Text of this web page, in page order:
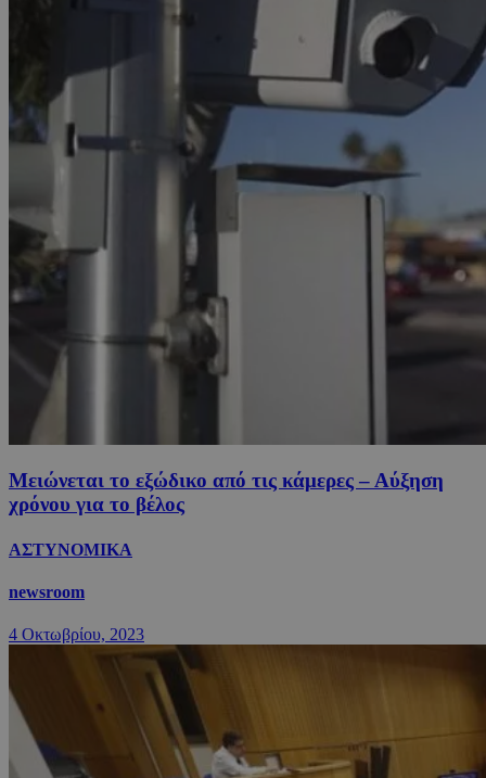
Μειώνεται το εξώδικο από τις κάμερες – Αύξηση
χρόνου για το βέλος
ΑΣΤΥΝΟΜΙΚΑ
newsroom
4 Οκτωβρίου, 2023